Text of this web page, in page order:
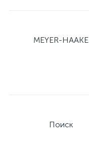
MEYER-HAAKE
Поиск